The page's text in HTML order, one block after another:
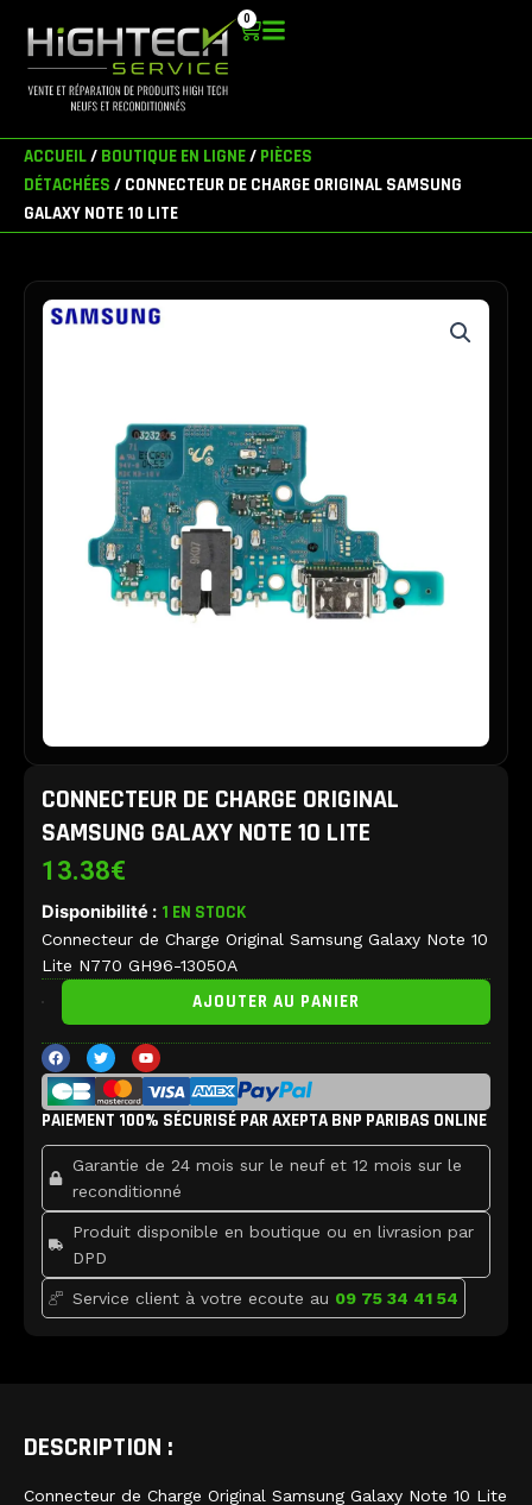
contenu
0
Panier
ACCUEIL/ BOUTIQUE EN LIGNE/ PIÈCES
DÉTACHÉES / CONNECTEUR DE CHARGE ORIGINAL SAMSUNG
GALAXY NOTE 10 LITE
CONNECTEUR DE CHARGE ORIGINAL
SAMSUNG GALAXY NOTE 10 LITE
13.38€
Disponibilité : 1 EN STOCK
Connecteur de Charge Original Samsung Galaxy Note 10
Lite N770 GH96-13050A
quantité
de
Charge
Original
Samsung
Galaxy
Note
10
AJOUTER AU PANIER
F
a
c
e
b
o
k
T
w
i
t
t
e
Y
o
u
t
u
b
PAIEMENT 100% SÉCURISÉ PAR AXEPTA BNP PARIBAS ONLINE
Garantie de 24 mois sur le neuf et 12 mois sur le
reconditionné
Produit disponible en boutique ou en livrasion par
DPD
Service client à votre ecoute au 09 75 34 41 54
DESCRIPTION :
Connecteur de Charge Original Samsung Galaxy Note 10 Lite